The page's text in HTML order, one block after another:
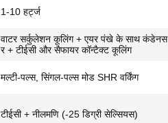
1-10 हर्ट्ज
वाटर सर्कुलेशन कूलिंग + एयर पंखे के साथ कंडेनस
र + टीईसी और सैफायर कॉन्टैक्ट कूलिंग
मल्टी-पल्स, सिंगल-पल्स मोड SHR वर्किंग
टीईसी + नीलमणि (-25 डिग्री सेल्सियस)